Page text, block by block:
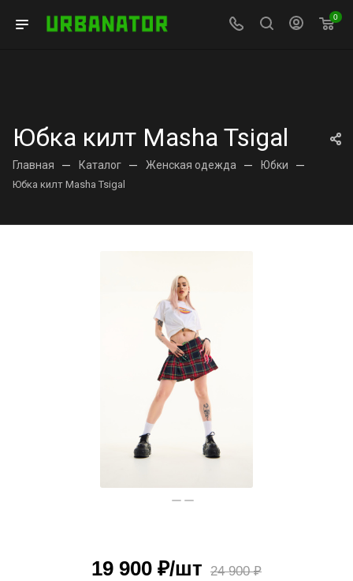
0
Юбка килт Masha Tsigal
Главная — Каталог — Женская одежда — Юбки —
Юбка килт Masha Tsigal
19 900 ₽/шт 24 900₽